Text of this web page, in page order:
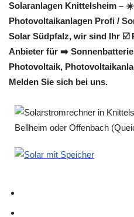
Solaranlagen Knittelsheim –
Photovoltaikanlagen Profi /
Solar Südpfalz, wir sind Ihr ☑️
Anbieter für ➡️
Photovoltaik,
Melden Sie sich bei uns.